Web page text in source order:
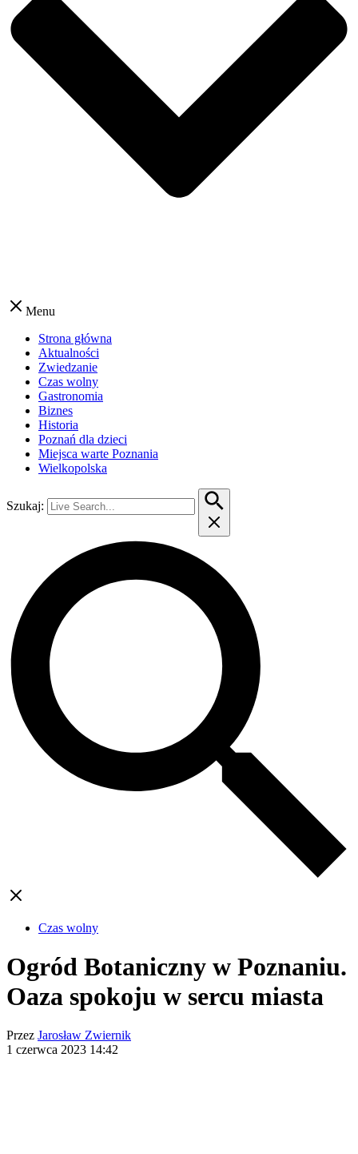
Menu
Strona główna
Aktualności
Zwiedzanie
Czas wolny
Gastronomia
Biznes
Historia
Poznań dla dzieci
Miejsca warte Poznania
Wielkopolska
Szukaj:
Czas wolny
Ogród Botaniczny w Poznaniu.
Oaza spokoju w sercu miasta
Przez Jarosław Zwiernik
1 czerwca 2023 14:42